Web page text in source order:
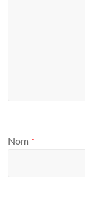
Nom *